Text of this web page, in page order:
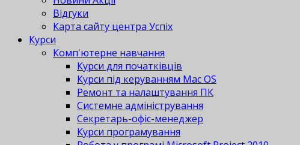
Відгуки
Карта сайту центра Успіх
Курси
Комп'ютерне навчання
Курси для початківців
Курси під керуванням Mac OS
Ремонт та налаштування ПК
Системне адміністрування
Секретарь-офіс-менеджер
Курси програмування